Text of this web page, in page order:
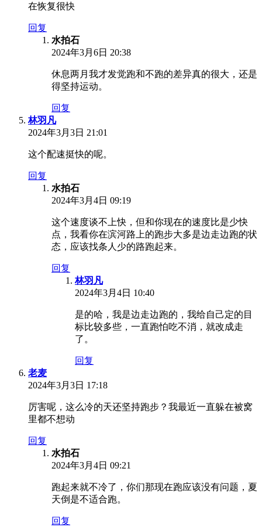
在恢复很快
回复
水拍石
2024年3月6日 20:38
休息两月我才发觉跑和不跑的差异真的很大，还是
得坚持运动。
回复
林羽凡
2024年3月3日 21:01
这个配速挺快的呢。
回复
水拍石
2024年3月4日 09:19
这个速度谈不上快，但和你现在的速度比是少快
点，我看你在滨河路上的跑步大多是边走边跑的状
态，应该找条人少的路跑起来。
回复
林羽凡
2024年3月4日 10:40
是的哈，我是边走边跑的，我给自己定的目
标比较多些，一直跑怕吃不消，就改成走
了。
回复
老麦
2024年3月3日 17:18
厉害呢，这么冷的天还坚持跑步？我最近一直躲在被窝
里都不想动
回复
水拍石
2024年3月4日 09:21
跑起来就不冷了，你们那现在跑应该没有问题，夏
天倒是不适合跑。
回复